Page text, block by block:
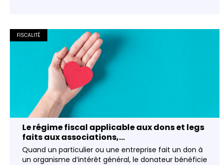
FISCALITÉ
Le régime fiscal applicable aux dons et legs
faits aux associations,...
Quand un particulier ou une entreprise fait un don à
un organisme d’intérêt général, le donateur bénéficie